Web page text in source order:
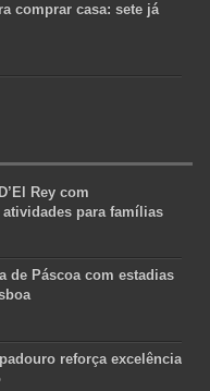
comprar casa: sete já
Rey com
para famílias
de Páscoa com estadias
reforça excelência